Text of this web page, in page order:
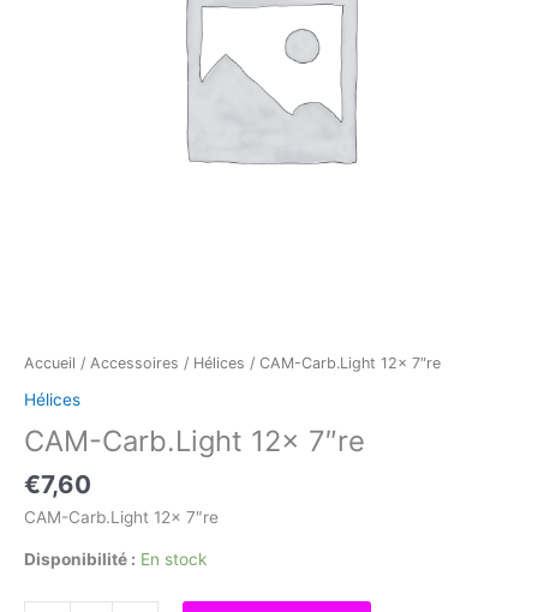
Accueil / Accessoires / Hélices / CAM-Carb.Light 12x 7″re
Hélices
CAM-Carb.Light 12x 7″re
€7,60
CAM-Carb.Light 12x 7″re
Disponibilité : En stock